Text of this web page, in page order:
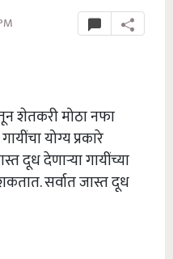
शेतकरी मोठा नफा
योग्य प्रकारे
दूध देणाऱ्या गायींच्या
सर्वात जास्त दूध